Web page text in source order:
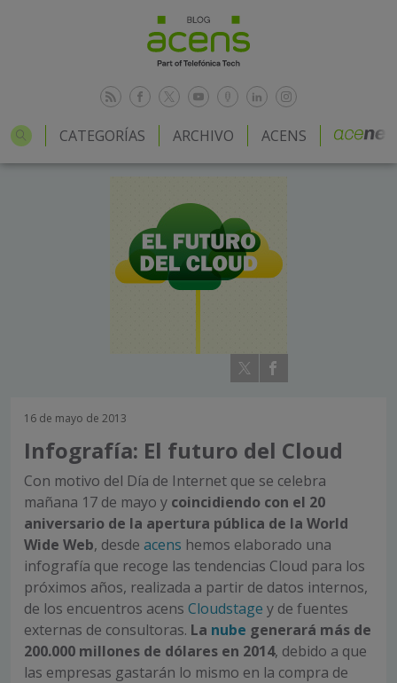
CATEGORÍAS ARCHIVO ACENS
16 de mayo de 2013
Infografía: El futuro del Cloud
Con motivo del Día de Internet que se celebra
mañana 17 de mayo y coincidiendo con el 20
aniversario de la apertura pública de la World
Wide Web, desde acens hemos elaborado una
infografía que recoge las tendencias Cloud para los
próximos años, realizada a partir de datos internos,
de los encuentros acens Cloudstage y de fuentes
externas de consultoras. La nube generará más de
200.000 millones de dólares en 2014, debido a que
las empresas gastarán lo mismo en la compra de